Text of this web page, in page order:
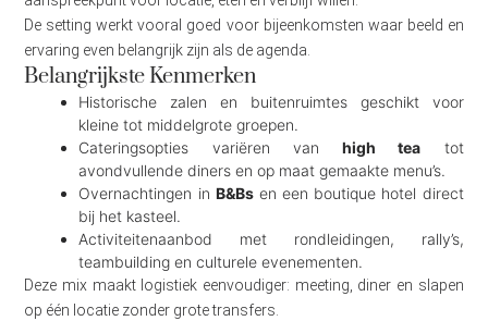
De setting werkt vooral goed voor bijeenkomsten waar beeld en
ervaring even belangrijk zijn als de agenda.
Belangrijkste Kenmerken
Historische zalen en buitenruimtes geschikt voor
kleine tot middelgrote groepen.
Cateringsopties variëren vanhigh tea tot
avondvullende diners en op maat gemaakte menu’s.
Overnachtingen in B&Bsen een boutique hotel direct
bij het kasteel.
Activiteitenaanbod met rondleidingen, rally’s,
teambuilding en culturele evenementen.
Deze mix maakt logistiek eenvoudiger: meeting, diner en slapen
op één locatie zonder grote transfers.